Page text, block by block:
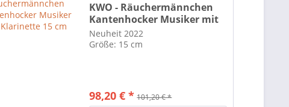
KWO - Räuchermännchen
Kantenhocker Musiker mit
Klarinette 15 cm
Neuheit 2022
Größe: 15 cm
98,20 € * 101,20 € *